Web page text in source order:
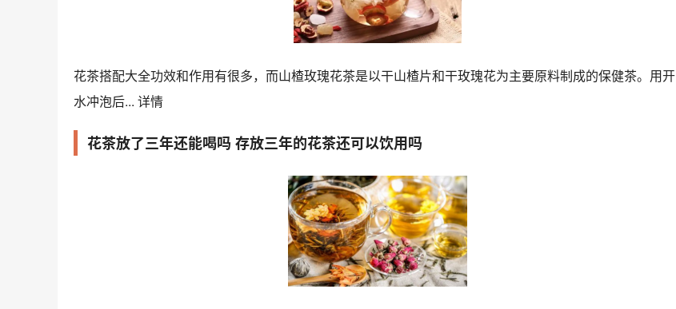
花茶搭配大全功效和作用有很多，而山楂玫瑰花茶是以干山楂片和干玫瑰花为主要原料制成的保健茶。用开
水冲泡后... 详情
花茶放了三年还能喝吗 存放三年的花茶还可以饮用吗